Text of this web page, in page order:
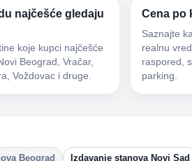
najčešće gledaju
koje kupci najčešće
Beograd, Vračar,
Voždovac i druge.
Cena po
Saznajte
realnu
raspored,
parking.
Beograd Izdavanje stanova Novi Sad